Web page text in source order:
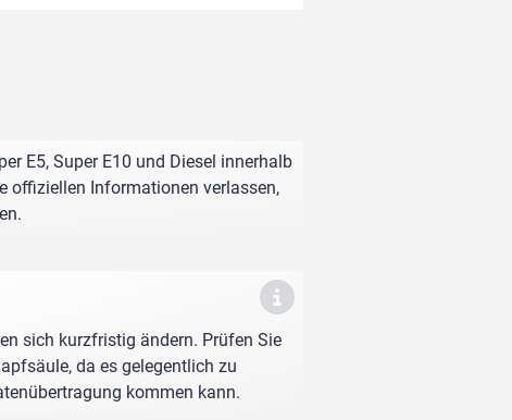
E5, Super E10 und Diesel innerhalb
offiziellen Informationen verlassen,
sich kurzfristig ändern. Prüfen Sie
da es gelegentlich zu
kommen kann.